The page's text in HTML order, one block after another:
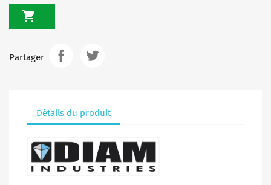

Partager
Détails du produit